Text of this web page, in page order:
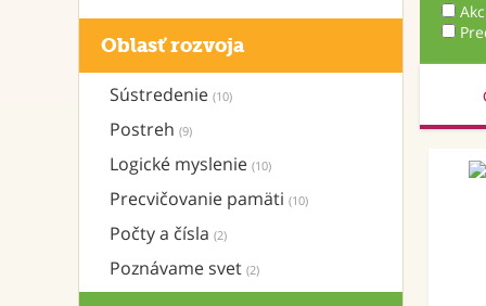
Oblasť rozvoja
Sústredenie (10)
Postreh (9)
Logické myslenie (10)
Precvičovanie pamäti (10)
Počty a čísla (2)
Poznávame svet (2)